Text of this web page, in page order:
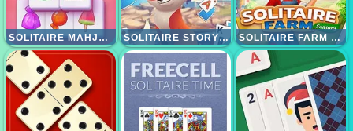
SOLITAIRE MAHJONG CANDY SOLITAIRE STORY TRIPEAKS 3 SOLITAIRE FARM SESSION